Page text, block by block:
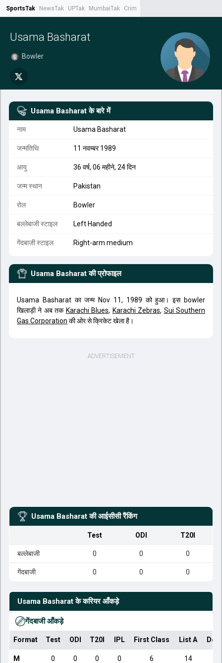
SportsTak NewsTak UPTak MumbaiTak CrimeTak
Usama Basharat
Bowler
Usama Basharat के बारे में
नाम Usama Basharat
जन्मतिथि 11 नवम्बर 1989
आयु 36 वर्ष, 06 महीने, 24 दिन
जन्म स्थान Pakistan
रोल Bowler
बल्लेबाजी स्टाइल Left Handed
गेंदबाजी स्टाइल Right-arm medium
Usama Basharat की प्रोफाइल
Usama Basharat का जन्म Nov 11, 1989 को हुआ। इस bowler
खिलाड़ी ने अब तक Karachi Blues, Karachi Zebras, Sui Southern
Gas Corporation की ओर से क्रिकेट खेला है।
Usama Basharat की आईसीसी रैंकिंग
Test ODI T20I
बल्लेबाजी 0 0 0
गेंदबाजी 0 0 0
Usama Basharat के करियर आँकड़े
गेंदबाजी आँकड़े
Format Test ODI T20I IPL First Class List A
M 0 0 0 0 6 14